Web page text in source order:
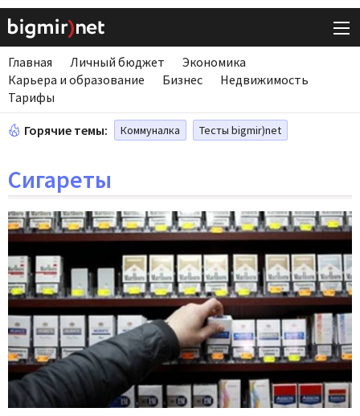
Главная Личный бюджет
Экономика
Карьера и образование
Бизнес
Недвижимость
Тарифы
Горячие темы: Коммуналка Тесты bigmir)net
Сигареты